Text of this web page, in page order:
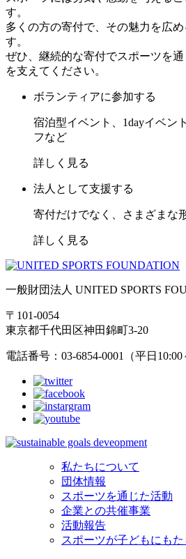
す。
多くの方の寄付で、その魅力を広
す。
ぜひ、継続的な寄付でスポーツを
を支えてください。
ボランティアに参加する
宿泊型イベント、1dayイベン
フなど
詳しく見る
法人として支援する
寄付だけでなく、さまざまな
詳しく見る
一般財団法人 UNITED SPORTS
〒101-0054
東京都千代田区神田錦町3-20
電話番号：03-6854-0001（平日10:00
私たちについて
団体情報
スポーツを通じた活動
企業との共催事業
活動報告
スポーツが子どもにも